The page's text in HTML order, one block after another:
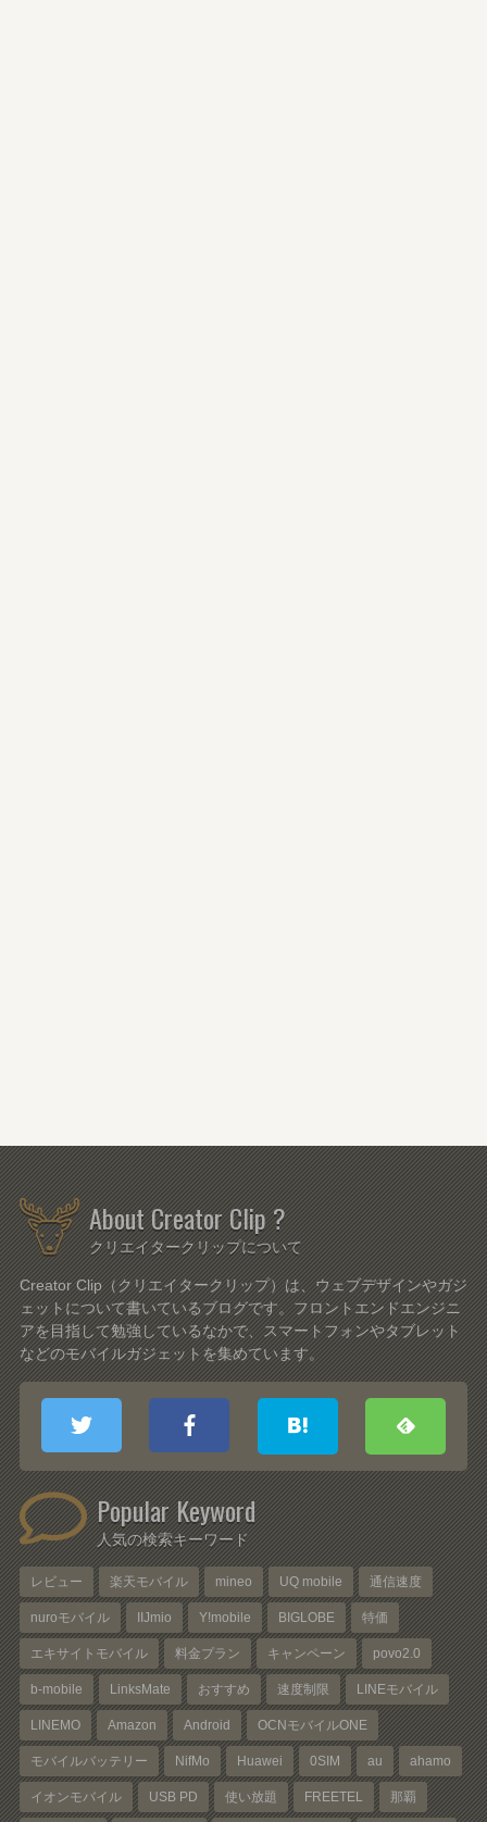
About Creator Clip ?
クリエイタークリップについて
Creator Clip（クリエイタークリップ）は、ウェブデザインやガジ
ェットについて書いているブログです。フロントエンドエンジニ
アを目指して勉強しているなかで、スマートフォンやタブレット
などのモバイルガジェットを集めています。
Popular Keyword
人気の検索キーワード
レビュー 楽天モバイル mineo UQ mobile 通信速度
nuroモバイル IIJmio Y!mobile BIGLOBE 特価
エキサイトモバイル 料金プラン キャンペーン povo2.0
b-mobile LinksMate おすすめ 速度制限 LINEモバイル
LINEMO Amazon Android OCNモバイルONE
モバイルバッテリー NifMo Huawei 0SIM au ahamo
イオンモバイル USB PD 使い放題 FREETEL 那覇